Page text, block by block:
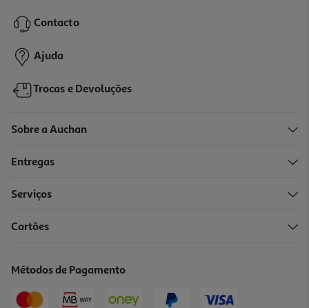
2,79 €
Contacto
Ajuda
Trocas e Devoluções
Sobre a Auchan
Entregas
Serviços
Cartões
Métodos de Pagamento